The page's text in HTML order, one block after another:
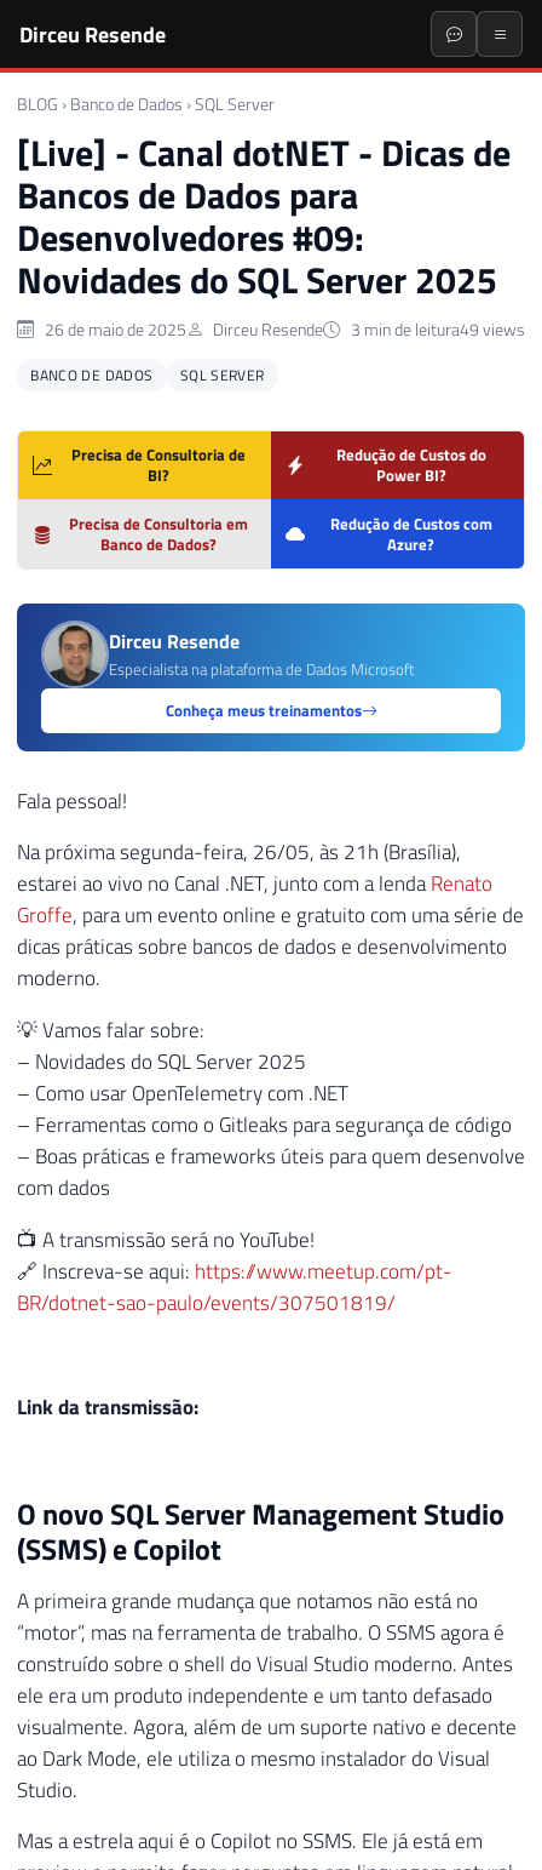
Dirceu Resende
BLOG › Banco de Dados ›SQL Server
[Live] - Canal dotNET - Dicas de
Bancos de Dados para
Desenvolvedores #09:
Novidades do SQL Server 2025
26 de maio de 2025 Dirceu Resende 3 min de leitura49 views
BANCO DE DADOS SQL SERVER
Precisa de Consultoria de
BI?
Redução de Custos do
Power BI?
Precisa de Consultoria em
Banco de Dados?
Redução de Custos com
Azure?
Dirceu Resende
Especialista na plataforma de Dados Microsoft
Conheça meus treinamentos
Fala pessoal!
Na próxima segunda-feira, 26/05, às 21h (Brasília),
estarei ao vivo no Canal .NET, junto com a lendaRenato
Groffe, para um evento online e gratuito com uma série de
dicas práticas sobre bancos de dados e desenvolvimento
moderno.
💡 Vamos falar sobre:
– Novidades do SQL Server 2025
– Como usar OpenTelemetry com .NET
– Ferramentas como o Gitleaks para segurança de código
– Boas práticas e frameworks úteis para quem desenvolve
com dados
📺 A transmissão será no YouTube!
🔗 Inscreva-se aqui: https://www.meetup.com/pt-
BR/dotnet-sao-paulo/events/307501819/
Link da transmissão:
O novo SQL Server Management Studio
(SSMS) e Copilot
A primeira grande mudança que notamos não está no
“motor”, mas na ferramenta de trabalho. O SSMS agora é
construído sobre o shell do Visual Studio moderno. Antes
ele era um produto independente e um tanto defasado
visualmente. Agora, além de um suporte nativo e decente
ao Dark Mode, ele utiliza o mesmo instalador do Visual
Studio.
Mas a estrela aqui é o Copilot no SSMS. Ele já está em